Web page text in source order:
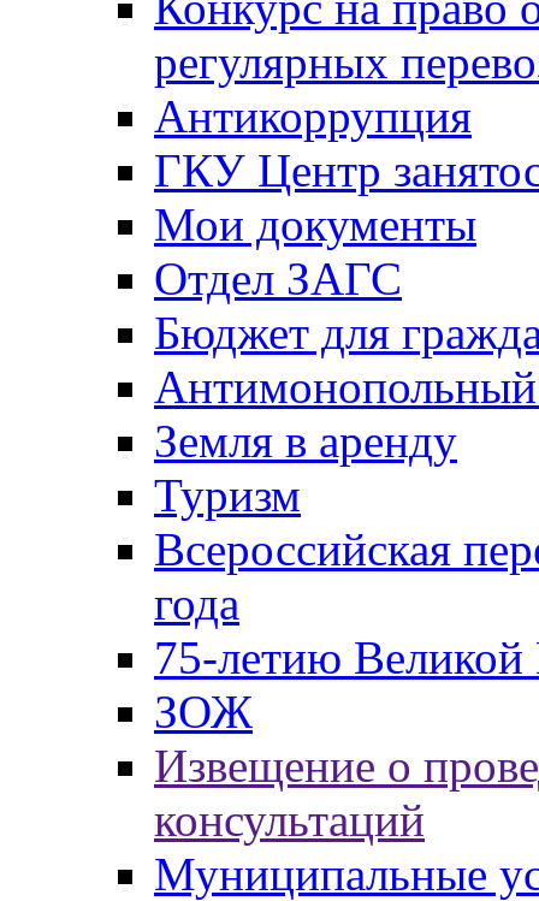
регулярных
Антикоррупция
ГКУ Центр
Мои документы
Отдел ЗАГС
Бюджет для
Антимонопольный
Земля в аренду
Туризм
Всероссийская
года
75-летию
ЗОЖ
Извещение о
консультаций
Муниципальные